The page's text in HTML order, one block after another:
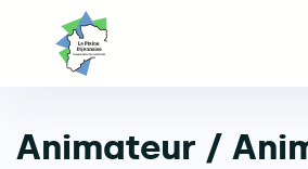
jusqu'au
contenu
Animateur /